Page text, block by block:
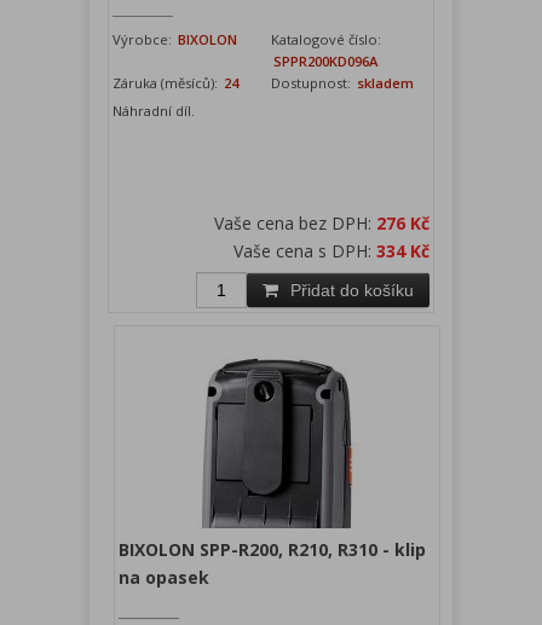
Výrobce: BIXOLON
Katalogové číslo:
SPPR200KD096A
Záruka (měsíců): 24 Dostupnost: skladem
Náhradní díl.
Vaše cena bez DPH: 276 Kč
Vaše cena s DPH: 334 Kč
Přidat do košíku
BIXOLON SPP-R200, R210, R310 - klip
na opasek